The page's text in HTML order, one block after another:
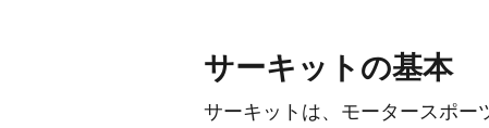
サーキットの基本
サーキットは、モータースポー